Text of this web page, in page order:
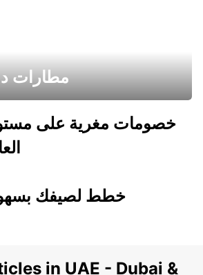
مطارات
خصومات مغرية على
خطط لصيفك
in UAE - Dubai &